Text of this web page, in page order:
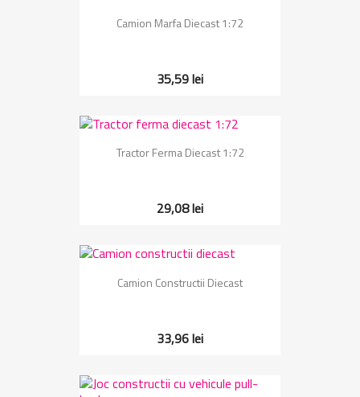
Camion Marfa Diecast 1:72
35,59 lei
Tractor Ferma Diecast 1:72
29,08 lei
Camion Constructii Diecast
33,96 lei